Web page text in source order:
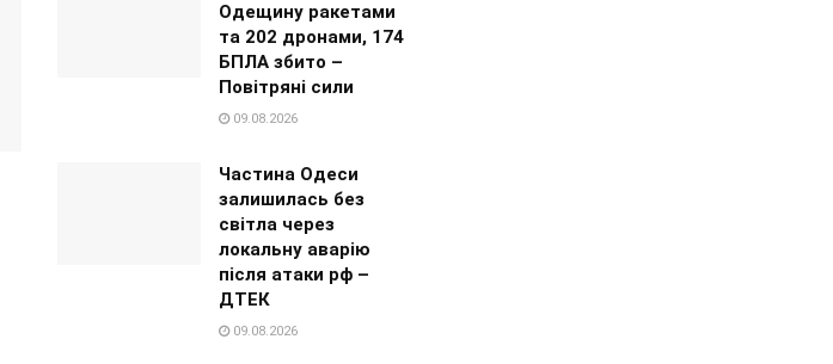
Одещину ракетами
та 202 дронами, 174
БПЛА збито –
Повітряні сили
09.08.2026
Частина Одеси
залишилась без
світла через
локальну аварію
після атаки рф –
ДТЕК
09.08.2026